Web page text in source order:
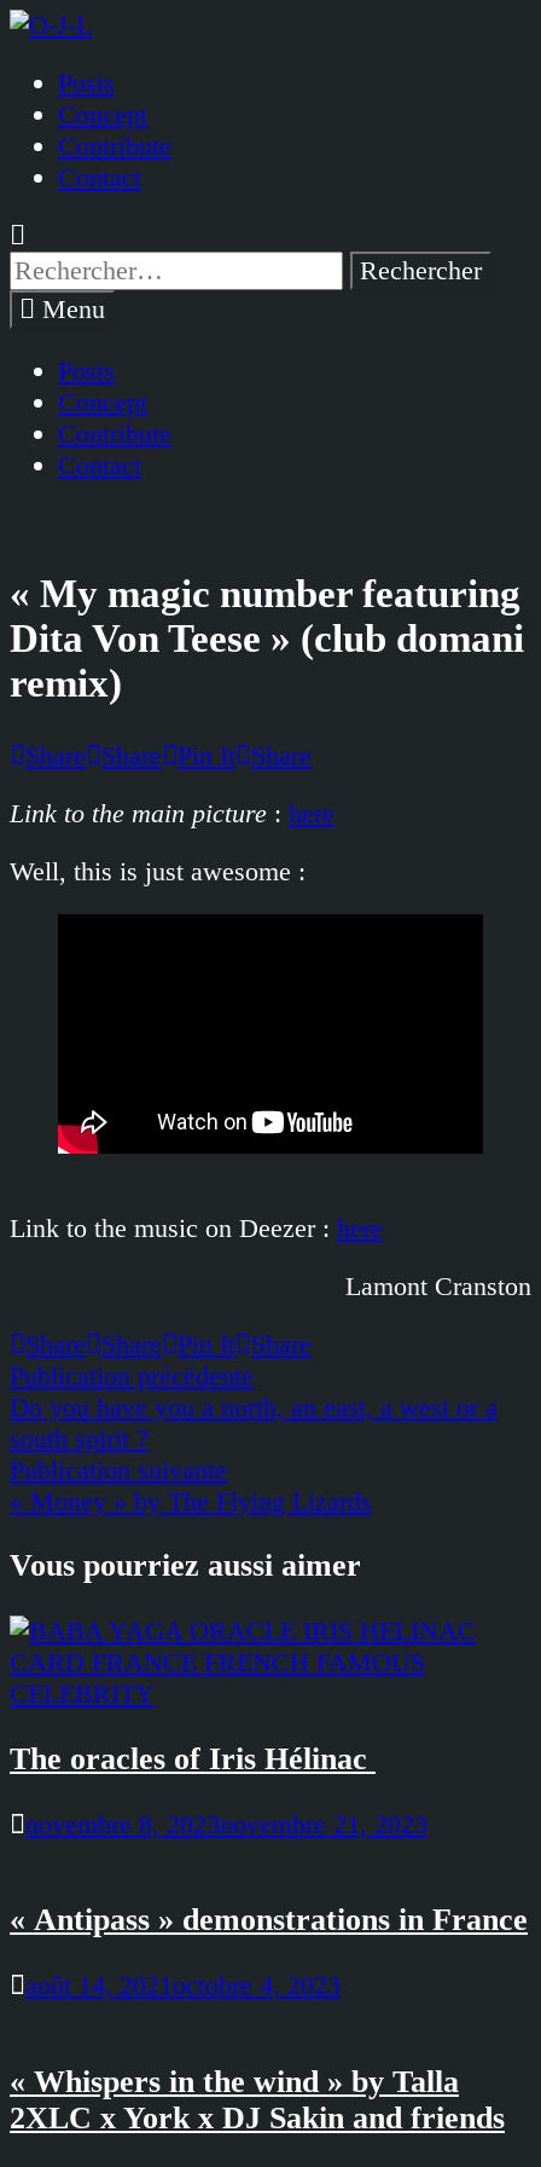
Passer
contenu
Posts
Concept
Contribute
Contact
Rechercher :
Menu
Posts
Concept
Contribute
Contact
« My magic number featuring
Dita Von Teese » (club domani
remix)
Share Share Pin It Share
Link to the main picture : here
Well, this is just awesome :
Link to the music on Deezer : here
Lamont Cranston
Share Share Pin It Share
Navigation
de
l’article
Publication précédente
précédente :
Do you have you a north, an east, a west or a
south spirit ?
Publication suivante
suivante :
« Money » by The Flying Lizards
Vous pourriez aussi aimer
The oracles of Iris Hélinac
novembre 8, 2023novembre 21, 2023
« Antipass » demonstrations in France
août 14, 2021octobre 4, 2023
« Whispers in the wind » by Talla
2XLC x York x DJ Sakin and friends